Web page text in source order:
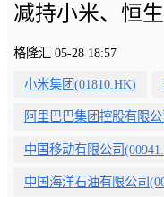
减持小米、恒
格隆汇 05-28 18:57
小米集团(01810.HK)
阿里巴巴集团控股有限
中国移动有限公司
中国海洋石油有限公司